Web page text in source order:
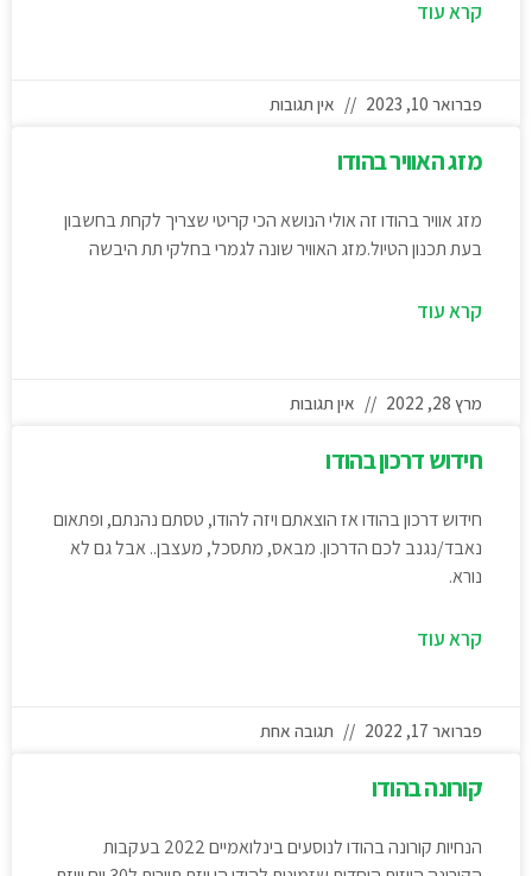
קרא עוד
פברואר 10, 2023 אין תגובות
מזג האוויר בהודו
מזג אוויר בהודו זה אולי הנושא הכי קריטי שצריך לקחת בחשבון
בעת תכנון הטיול.מזג האוויר שונה לגמרי בחלקי תת היבשה
קרא עוד
מרץ 28, 2022 אין תגובות
חידוש דרכון בהודו
חידוש דרכון בהודו אז הוצאתם ויזה להודו, טסתם נהנתם, ופתאום
נאבד/נגנב לכם הדרכון. מבאס, מתסכל, מעצבן.. אבל גם לא
נורא.
קרא עוד
פברואר 17, 2022 תגובה אחת
קורונה בהודו
הנחיות קורונה בהודו לנוסעים בינלואמיים 2022 בעקבות